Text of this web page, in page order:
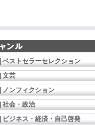
ベストセラーセレクション
文芸
ノンフィクション
社会・政治
ビジネス・経済・自己啓発